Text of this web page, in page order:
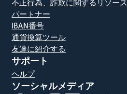
不正行為、詐欺に関するリソース
パートナー
IBAN番号
通貨換算ツール
友達に紹介する
サポート
ヘルプ
ソーシャルメディア